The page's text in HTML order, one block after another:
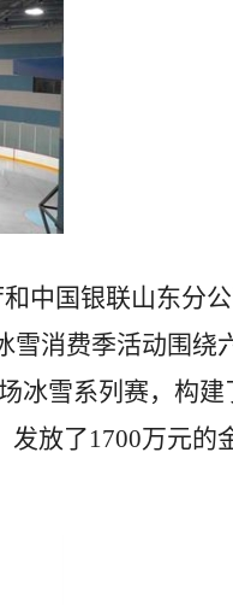
中国银联山东分
雪消费季活动围绕
冰雪系列赛，构
放了1700万元的